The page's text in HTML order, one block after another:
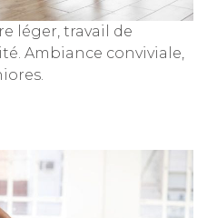
léger, travail de
Ambiance conviviale,